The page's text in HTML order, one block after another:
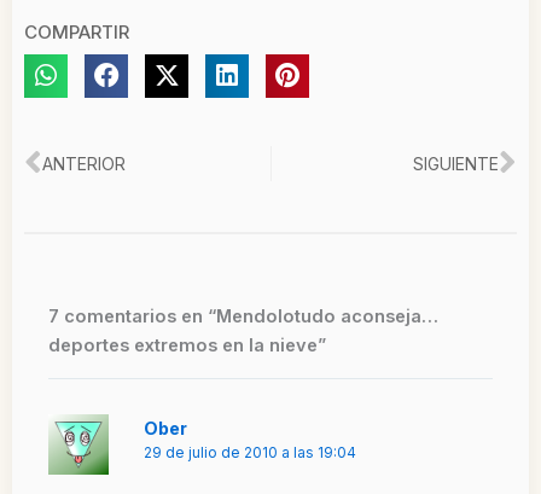
COMPARTIR
Ant
ANTERIOR SIGUIENTE
7 comentarios en “Mendolotudo aconseja…
deportes extremos en la nieve”
Ober
29 de julio de 2010 a las 19:04